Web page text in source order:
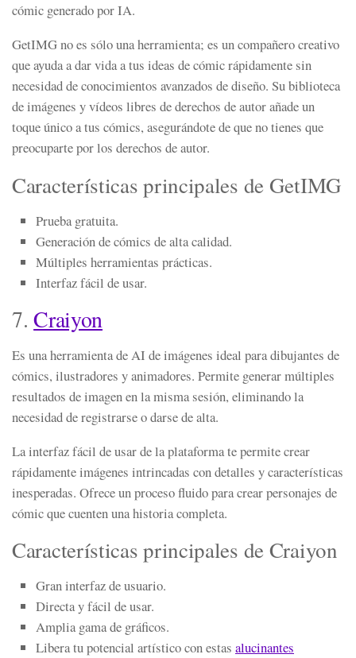
cómic generado por IA.
GetIMG no es sólo una herramienta; es un compañero creativo
que ayuda a dar vida a tus ideas de cómic rápidamente sin
necesidad de conocimientos avanzados de diseño. Su biblioteca
de imágenes y vídeos libres de derechos de autor añade un
toque único a tus cómics, asegurándote de que no tienes que
preocuparte por los derechos de autor.
Características principales de GetIMG
Prueba gratuita.
Generación de cómics de alta calidad.
Múltiples herramientas prácticas.
Interfaz fácil de usar.
7.Craiyon
Es una herramienta de AI de imágenes ideal para dibujantes de
cómics, ilustradores y animadores. Permite generar múltiples
resultados de imagen en la misma sesión, eliminando la
necesidad de registrarse o darse de alta.
La interfaz fácil de usar de la plataforma te permite crear
rápidamente imágenes intrincadas con detalles y características
inesperadas. Ofrece un proceso fluido para crear personajes de
cómic que cuenten una historia completa.
Características principales de Craiyon
Gran interfaz de usuario.
Directa y fácil de usar.
Amplia gama de gráficos.
Libera tu potencial artístico con estas alucinantes